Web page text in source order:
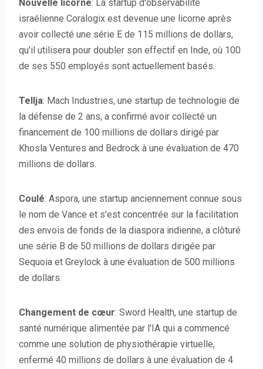
Nouvelle licorne: La startup d'observabilité
israélienne Coralogix est devenue une licorne après
avoir collecté une série E de 115 millions de dollars,
qu'il utilisera pour doubler son effectif en Inde, où 100
de ses 550 employés sont actuellement basés.
Tellja: Mach Industries, une startup de technologie de
la défense de 2 ans, a confirmé avoir collecté un
financement de 100 millions de dollars dirigé par
Khosla Ventures and Bedrock à une évaluation de 470
millions de dollars.
Coulé: Aspora, une startup anciennement connue sous
le nom de Vance et s'est concentrée sur la facilitation
des envois de fonds de la diaspora indienne, a clôturé
une série B de 50 millions de dollars dirigée par
Sequoia et Greylock à une évaluation de 500 millions
de dollars.
Changement de cœur: Sword Health, une startup de
santé numérique alimentée par l'IA qui a commencé
comme une solution de physiothérapie virtuelle,
enfermé 40 millions de dollars à une évaluation de 4